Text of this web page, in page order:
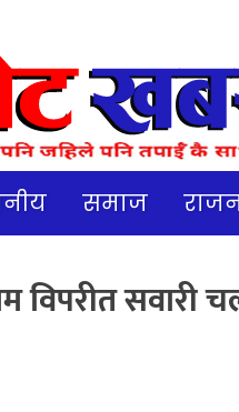
समाज
विपरीत सवारी